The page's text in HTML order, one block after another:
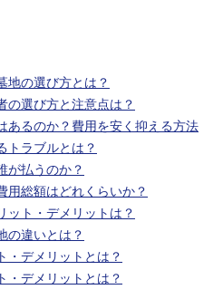
地の選び方とは？
の選び方と注意点は？
あるのか？費用を安く抑える方法
トラブルとは？
が払うのか？
用総額はどれくらいか？
ット・デメリットは？
の違いとは？
・デメリットとは？
・デメリットとは？